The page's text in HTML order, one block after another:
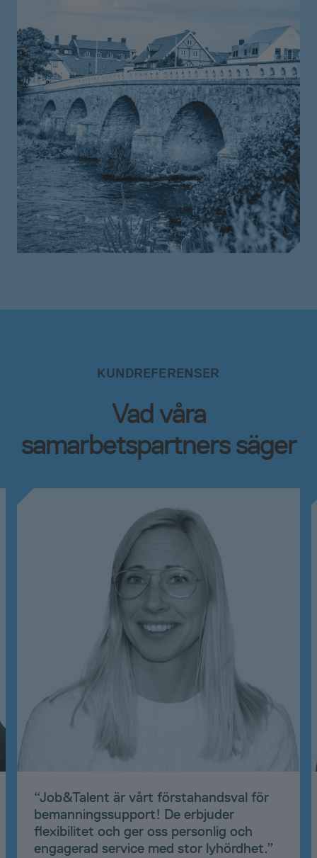
Vad våra
samarbetspartners säger
KUNDREFERENSER
“Job&Talent är vårt förstahandsval för
bemanningssupport! De erbjuder
flexibilitet och ger oss personlig och
engagerad service med stor lyhördhet.”